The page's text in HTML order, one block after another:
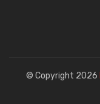
© Copyright 2026